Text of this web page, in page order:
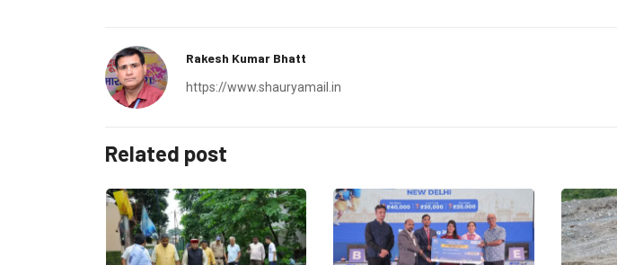
Rakesh Kumar Bhatt
https://www.shauryamail.in
Related post